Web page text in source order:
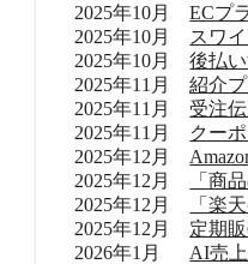
2025年10月
2025年10月
2025年10月
2025年11月
2025年11月
2025年11月
2025年12月
2025年12月
2025年12月
2025年12月
2026年1月